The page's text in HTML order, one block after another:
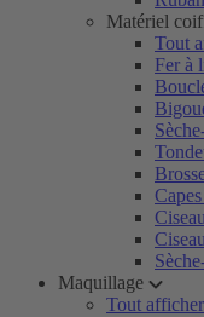
Matériel
Tout
Fer à
Maquillage
Tout afficher